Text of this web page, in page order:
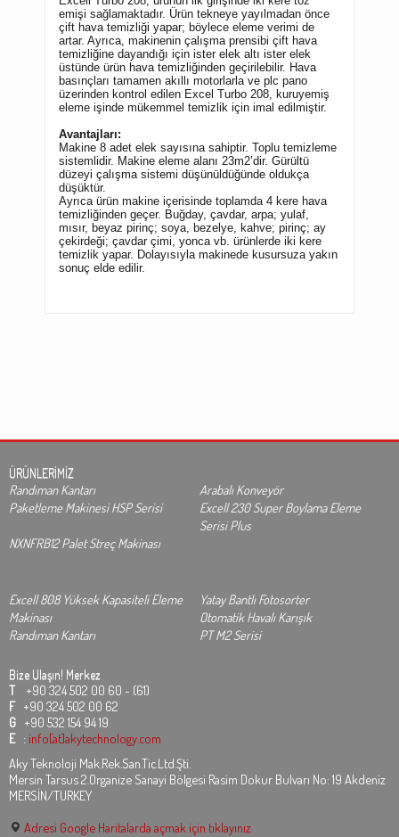
emişi sağlamaktadır. Ürün tekneye yayılmadan önce
çift hava temizliği yapar; böylece eleme verimi de
artar. Ayrıca, makinenin çalışma prensibi çift hava
temizliğine dayandığı için ister elek altı ister elek
üstünde ürün hava temizliğinden geçirilebilir. Hava
basınçları tamamen akıllı motorlarla ve plc pano
üzerinden kontrol edilen Excel Turbo 208, kuruyemiş
eleme işinde mükemmel temizlik için imal edilmiştir.
Avantajları:
Makine 8 adet elek sayısına sahiptir. Toplu temizleme
sistemlidir. Makine eleme alanı 23m2’dir. Gürültü
düzeyi çalışma sistemi düşünüldüğünde oldukça
düşüktür.
Ayrıca ürün makine içerisinde toplamda 4 kere hava
temizliğinden geçer. Buğday, çavdar, arpa; yulaf,
mısır, beyaz pirinç; soya, bezelye, kahve; pirinç; ay
çekirdeği; çavdar çimi, yonca vb. ürünlerde iki kere
temizlik yapar. Dolayısıyla makinede kusursuza yakın
sonuç elde edilir.
ÜRÜNLERİMİZ
Randıman Kantarı
Arabalı Konveyör
Paketleme Makinesi HSP Serisi
Excell 230 Super Boylama Eleme
Serisi Plus
NXNFRB12 Palet Streç Makinası
Excell 808 Yüksek Kapasiteli Eleme
Makinası
Yatay Bantlı Fotosorter
Otomatik Havalı Karışık
Randıman Kantarı
PT M2 Serisi
Bize Ulaşın! Merkez
T +90 324 502 00 60 - (61)
F +90 324 502 00 62
G +90 532 154 94 19
E : info[at]akytechnology.com
Aky Teknoloji Mak.Rek.San.Tic.Ltd.Şti.
Mersin Tarsus 2.Organize Sanayi Bölgesi Rasim Dokur Bulvarı No: 19 Akdeniz
MERSİN/TURKEY
Adresi Google Haritalarda açmak için tıklayınız